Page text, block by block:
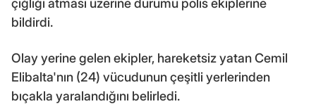
çığlığı atması üzerine durumu polis ekiplerine
bildirdi.
Olay yerine gelen ekipler, hareketsiz yatan Cemil
Elibalta'nın (24) vücudunun çeşitli yerlerinden
bıçakla yaralandığını belirledi.